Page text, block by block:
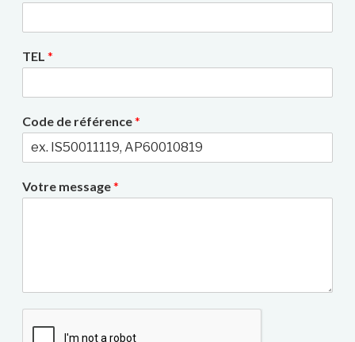
TEL *
Code de référence*
Votre message*